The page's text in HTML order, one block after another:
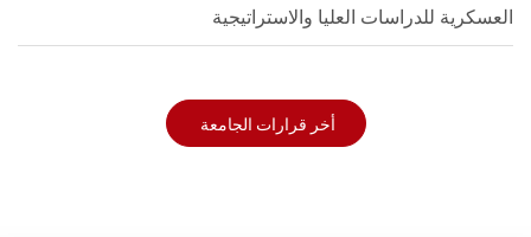
العسكرية للدراسات العليا والاستراتيجية
أخر قرارات الجامعة